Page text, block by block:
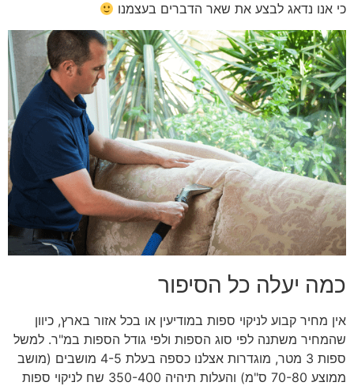
כי אנו נדאג לבצע את שאר הדברים בעצמנו
כמה יעלה כל הסיפור
אין מחיר קבוע לניקוי ספות במודיעין או בכל אזור בארץ, כיוון
שהמחיר משתנה לפי סוג הספות ולפי גודל הספות במ"ר. למשל
ספות 3 מטר, מוגדרות אצלנו כספה בעלת 4-5 מושבים (מושב
ממוצע 70-80 ס"מ) והעלות תיהיה 350-400 שח לניקוי ספות